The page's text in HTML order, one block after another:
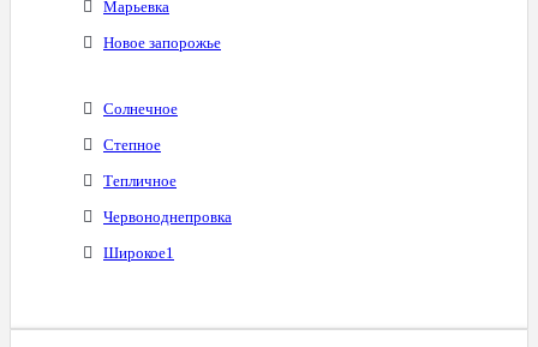
Марьевка
Новое запорожье
Солнечное
Степное
Тепличное
Червоноднепровка
Широкое1